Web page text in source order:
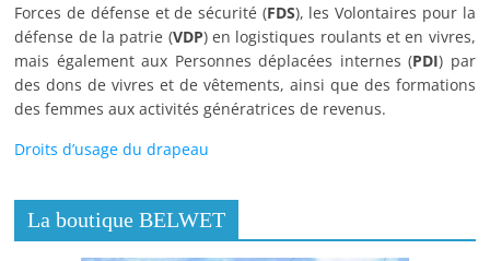
Forces de défense et de sécurité (FDS), les Volontaires pour la
défense de la patrie (VDP) en logistiques roulants et en vivres,
mais également aux Personnes déplacées internes (PDI) par
des dons de vivres et de vêtements, ainsi que des formations
des femmes aux activités génératrices de revenus.
Droits d’usage du drapeau
La boutique BELWET